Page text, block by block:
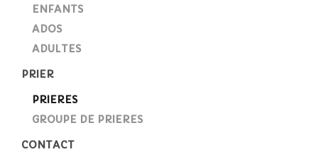
ENFANTS
ADOS
ADULTES
PRIER
PRIERES
GROUPE DE PRIERES
CONTACT